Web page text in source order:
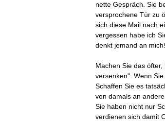
nette Gespräch. Sie
versprochene Tür zu
sich diese Mail nach
vergessen habe ich
denkt jemand an
Machen Sie das
versenken": Wenn
Schaffen Sie es
von damals an
Sie haben nicht nur
verdienen sich damit